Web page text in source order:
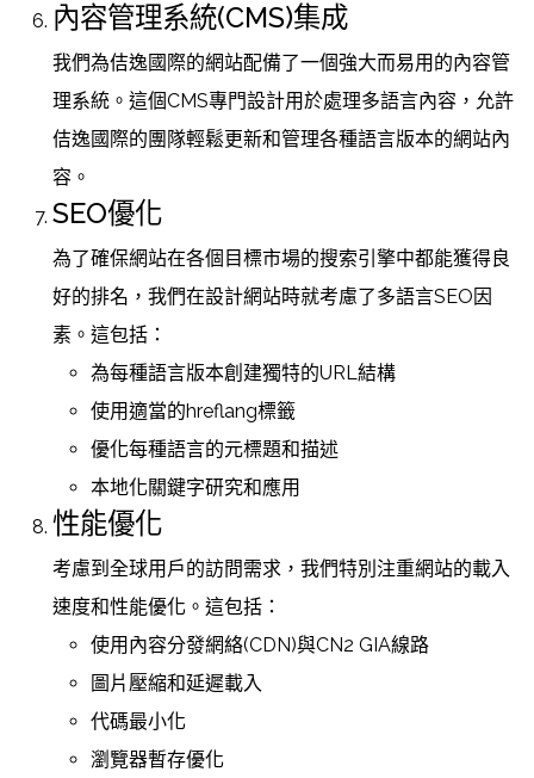
內容管理系統(CMS)集成
我們為佶逸國際的網站配備了一個強大而易用的內容管
理系統。這個CMS專門設計用於處理多語言內容，允許
佶逸國際的團隊輕鬆更新和管理各種語言版本的網站內
容。
SEO優化
為了確保網站在各個目標市場的搜索引擎中都能獲得良
好的排名，我們在設計網站時就考慮了多語言SEO因
素。這包括：
為每種語言版本創建獨特的URL結構
使用適當的hreflang標籤
優化每種語言的元標題和描述
本地化關鍵字研究和應用
性能優化
考慮到全球用戶的訪問需求，我們特別注重網站的載入
速度和性能優化。這包括：
使用內容分發網絡(CDN)與CN2 GIA線路
圖片壓縮和延遲載入
代碼最小化
瀏覽器暫存優化